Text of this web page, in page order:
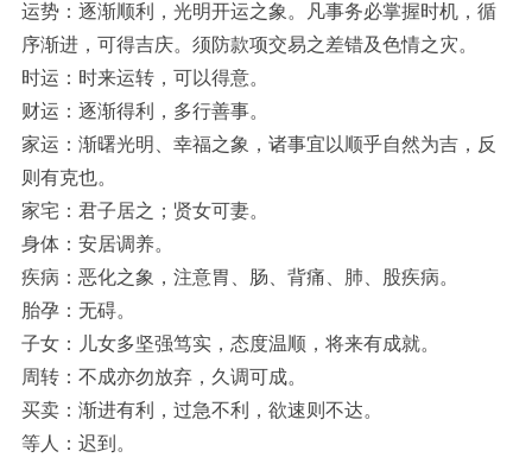
运势：逐渐顺利，光明开运之象。凡事务必掌握时机，循
序渐进，可得吉庆。须防款项交易之差错及色情之灾。
时运：时来运转，可以得意。
财运：逐渐得利，多行善事。
家运：渐曙光明、幸福之象，诸事宜以顺乎自然为吉，反
则有克也。
家宅：君子居之；贤女可妻。
身体：安居调养。
疾病：恶化之象，注意胃、肠、背痛、肺、股疾病。
胎孕：无碍。
子女：儿女多坚强笃实，态度温顺，将来有成就。
周转：不成亦勿放弃，久调可成。
买卖：渐进有利，过急不利，欲速则不达。
等人：迟到。